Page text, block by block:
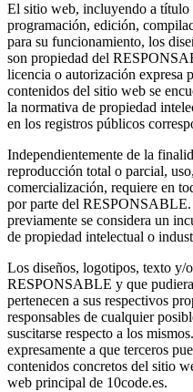
El sitio web, incluyendo a
programación, edición,
para su funcionamiento, los
son propiedad del
licencia o autorización expresa
contenidos del sitio web se
la normativa de propiedad
en los registros públicos
Independientemente de la
reproducción total o parcial,
comercialización, requiere en
por parte del
previamente se considera un
de propiedad intelectual o
Los diseños, logotipos, texto y/
RESPONSABLE y que
pertenecen a sus respectivos
responsables de cualquier
suscitarse respecto a los
expresamente a que terceros
contenidos concretos del sitio
web principal de 10code.es.